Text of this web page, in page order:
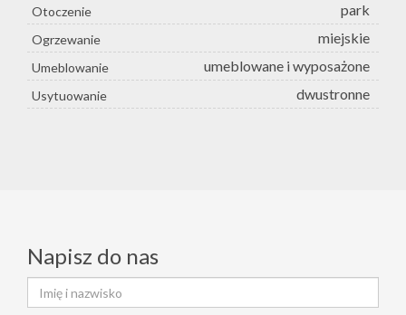
Otoczenie park
Ogrzewanie miejskie
Umeblowanie umeblowane i wyposażone
Usytuowanie dwustronne
Napisz do nas